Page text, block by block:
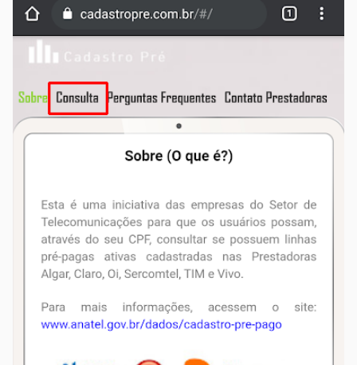
Passo 1:em seu navegador, acesse
cadastropre.com.bre toque em "Consulta";